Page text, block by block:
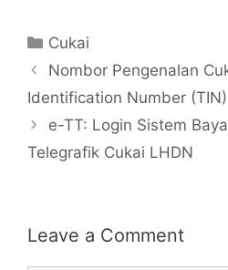
Categories
Cukai
Nombor Pengenalan
Identification Number (TIN)
e-TT: Login Sistem
Telegrafik Cukai LHDN
Leave a Comment